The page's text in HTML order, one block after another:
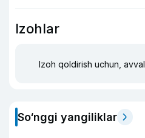
Izohlar
Izoh qoldirish uchun, avval
So‘nggi yangiliklar